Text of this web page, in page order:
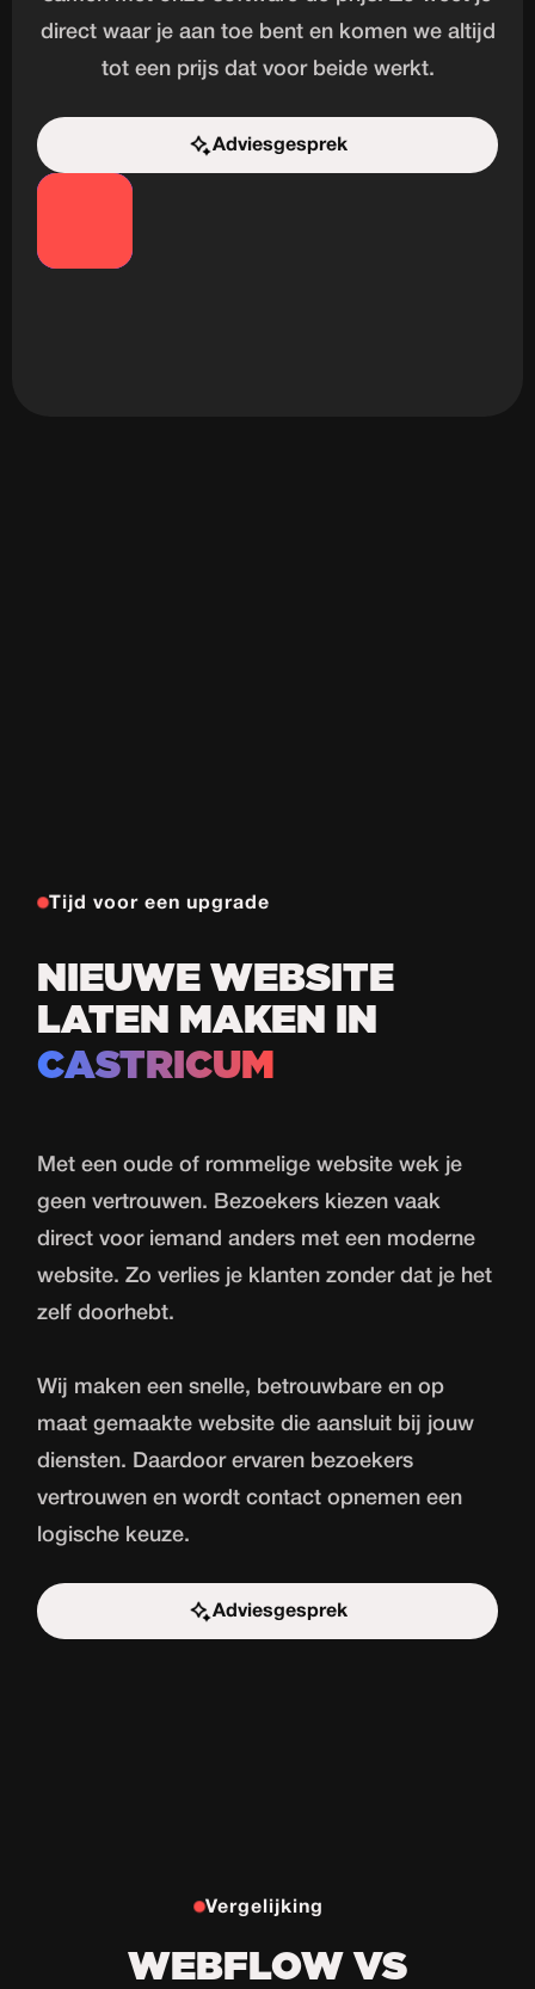
direct waar je aan toe bent en komen we altijd
tot een prijs dat voor beide werkt.
Adviesgesprek
Start de uitdaging
Tijd voor een upgrade
NIEUWE WEBSITE
LATEN MAKEN IN
CASTRICUM
Met een oude of rommelige website wek je
geen vertrouwen. Bezoekers kiezen vaak
direct voor iemand anders met een moderne
website. Zo verlies je klanten zonder dat je het
zelf doorhebt.
Wij maken een snelle, betrouwbare en op
maat gemaakte website die aansluit bij jouw
diensten. Daardoor ervaren bezoekers
vertrouwen en wordt contact opnemen een
logische keuze.
Adviesgesprek
Start de uitdaging
Vergelijking
WEBFLOW VS